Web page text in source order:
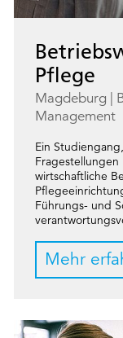
Pflege
Magdeburg
Management
Ein
wirtschaftliche
Führungs- und
Mehr